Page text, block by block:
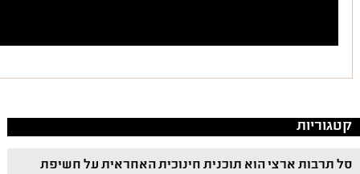
קטגוריות
סל תרבות ארצי הוא תוכנית חינוכית האחראית על חשיפת